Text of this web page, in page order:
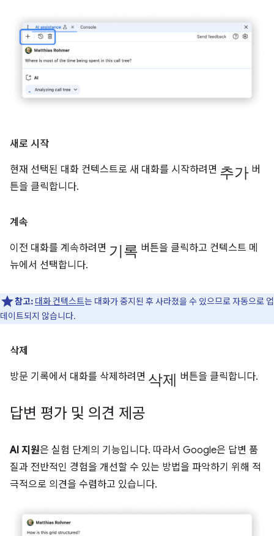
새로 시작
현재 선택된 대화 컨텍스트로 새 대화를 시작하려면 추가 버
튼을 클릭합니다.
계속
이전 대화를 계속하려면 기록 버튼을 클릭하고 컨텍스트 메
뉴에서 선택합니다.
참고: 대화 컨텍스트는 대화가 중지된 후 사라졌을 수 있으므로 자동으로 업
데이트되지 않습니다.
삭제
방문 기록에서 대화를 삭제하려면 삭제 버튼을 클릭합니다.
답변 평가 및 의견 제공
AI 지원은 실험 단계의 기능입니다. 따라서 Google은 답변 품
질과 전반적인 경험을 개선할 수 있는 방법을 파악하기 위해 적
극적으로 의견을 수렴하고 있습니다.